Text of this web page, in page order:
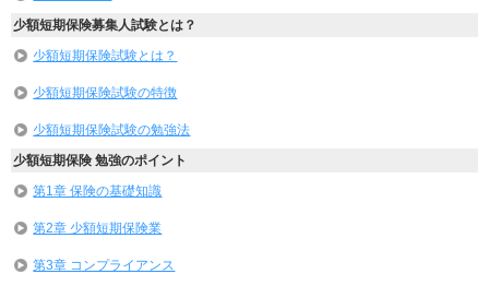
少額短期保険募集人試験とは？
少額短期保険試験とは？
少額短期保険試験の特徴
少額短期保険試験の勉強法
少額短期保険 勉強のポイント
第1章 保険の基礎知識
第2章 少額短期保険業
第3章 コンプライアンス